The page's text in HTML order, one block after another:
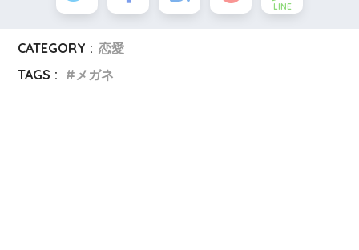
LINE
CATEGORY : 恋愛
TAGS :
メガネ